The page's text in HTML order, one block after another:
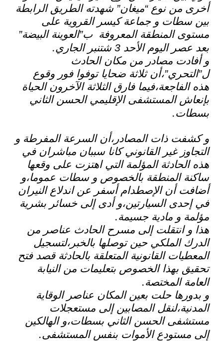
أخرى من نوع “ميغان” شهدته الطريق الرابطة
بين سطات و جماعة كيسر القروية على
مستوى المنطقة المعروفة ب”العوينة البيضة”
بعد عصر اليوم الأحد 3 شتنبر الجاري
.
و أفادت مصادر من مكان الحادث
ل”التحري”،أن ثلاثة ضحايا توفوا فور وقوع
هذه الفاجعة،فيما فارق الثلاثة الآخرون الحياة
بإنعاش المستشفى الإقليمي الحسن الثاني
بسطات.
و كشفت ذات المصادر،أن السرعة المفرطة و
التجاوز غير القانوني كانا سببان مباشران في
هذه الحادثة المؤلمة التي اهتزت على وقعها
ساكنة المنطقة بالخصوص و سطات عموما،و
أضافت أن الإصطدام أسفر عن اندلاع النيران
في إحدى السيارتين،و أدى إلى خسائر بشرية
مؤلمة و مادية جسيمة.
هذا و انتقلت إلى مسرح الحادث عناصر من
الدرك الملكي حين توصلها بالخبر،لتسجيل
المعطيات القانونية المتعلقة بالحادثة قصد فتح
تحقيق بهذا الخصوص بتعليمات من النيابة
العامة المختصة.
و بدورها حلت بعين المكان عناصر الوقاية
المدنية،لنقل المصابين إلى مستعجلات
مستشفى الحسن الثاني بسطات،و الهالكين
إلى مستودع الأموات بنفس المستشفى.